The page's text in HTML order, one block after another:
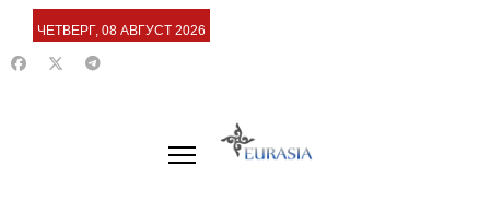
ЧЕТВЕРГ, 08 АВГУСТ 2026